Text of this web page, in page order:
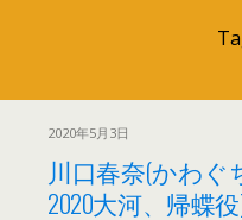
2020年5月3日
川口春奈(かわぐ
2020大河、帰蝶